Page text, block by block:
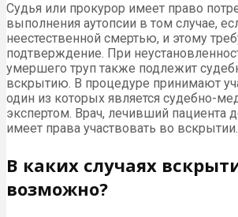
Судья или прокурор имеет право
выполнения аутопсии в том случае,
неестественной смертью, и этому
подтверждение. При
умершего труп также подлежит
вскрытию. В процедуре принимают
один из которых является судебно-
экспертом. Врач, лечивший пациента
имеет права участвовать во вскрытии.
В каких случаях
возможно?